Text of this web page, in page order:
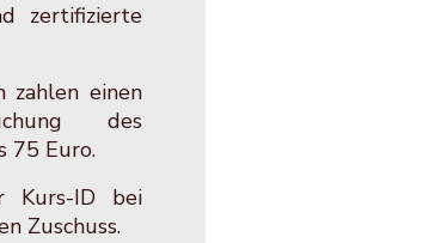
zertifizierte
zahlen einen
des
75 Euro.
Kurs-ID bei
Zuschuss.